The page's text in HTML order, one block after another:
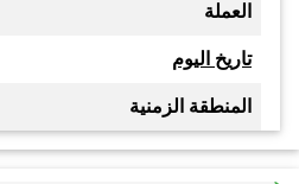
العملة
تاريخ اليوم
المنطقة الزمنية